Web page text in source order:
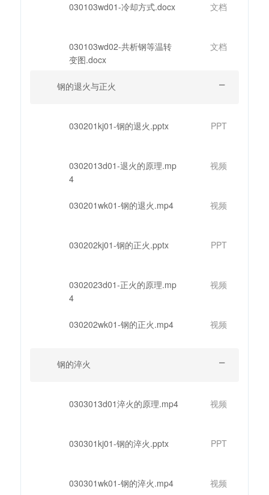
030103wd01-冷却方式.docx 文档
030103wd02-共析钢等温转
变图.docx
文档
钢的退火与正火
030201kj01-钢的退火.pptx PPT
0302013d01-退火的原理.mp
4
视频
030201wk01-钢的退火.mp4 视频
030202kj01-钢的正火.pptx PPT
0302023d01-正火的原理.mp
4
视频
030202wk01-钢的正火.mp4 视频
钢的淬火
0303013d01淬火的原理.mp4 视频
030301kj01-钢的淬火.pptx PPT
030301wk01-钢的淬火.mp4 视频